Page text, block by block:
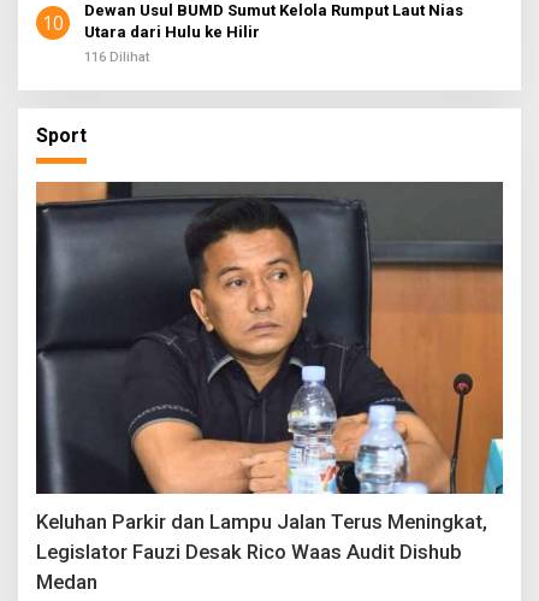
10
Dewan Usul BUMD Sumut Kelola Rumput Laut Nias
Utara dari Hulu ke Hilir
116 Dilihat
Sport
Keluhan Parkir dan Lampu Jalan Terus Meningkat,
Legislator Fauzi Desak Rico Waas Audit Dishub
Medan